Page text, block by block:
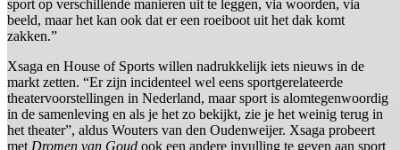
sport op verschillende manieren uit te leggen, via woorden, via
beeld, maar het kan ook dat er een roeiboot uit het dak komt
zakken.”
Xsaga en House of Sports willen nadrukkelijk iets nieuws in de
markt zetten. “Er zijn incidenteel wel eens sportgerelateerde
theatervoorstellingen in Nederland, maar sport is alomtegenwoordig
in de samenleving en als je het zo bekijkt, zie je het weinig terug in
het theater”, aldus Wouters van den Oudenweijer. Xsaga probeert
metDromen van Goud ook een andere invulling te geven aan sport